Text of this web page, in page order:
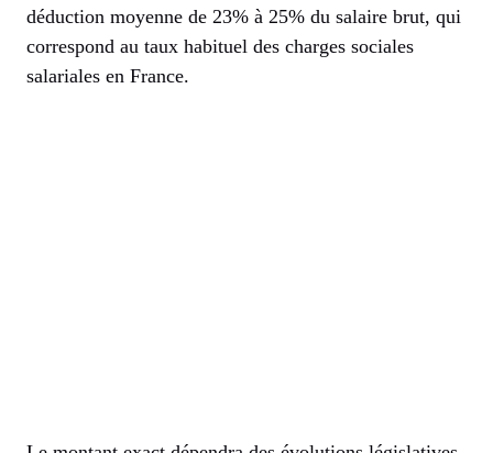
déduction moyenne de 23% à 25% du salaire brut, qui
correspond au taux habituel des charges sociales
salariales en France.